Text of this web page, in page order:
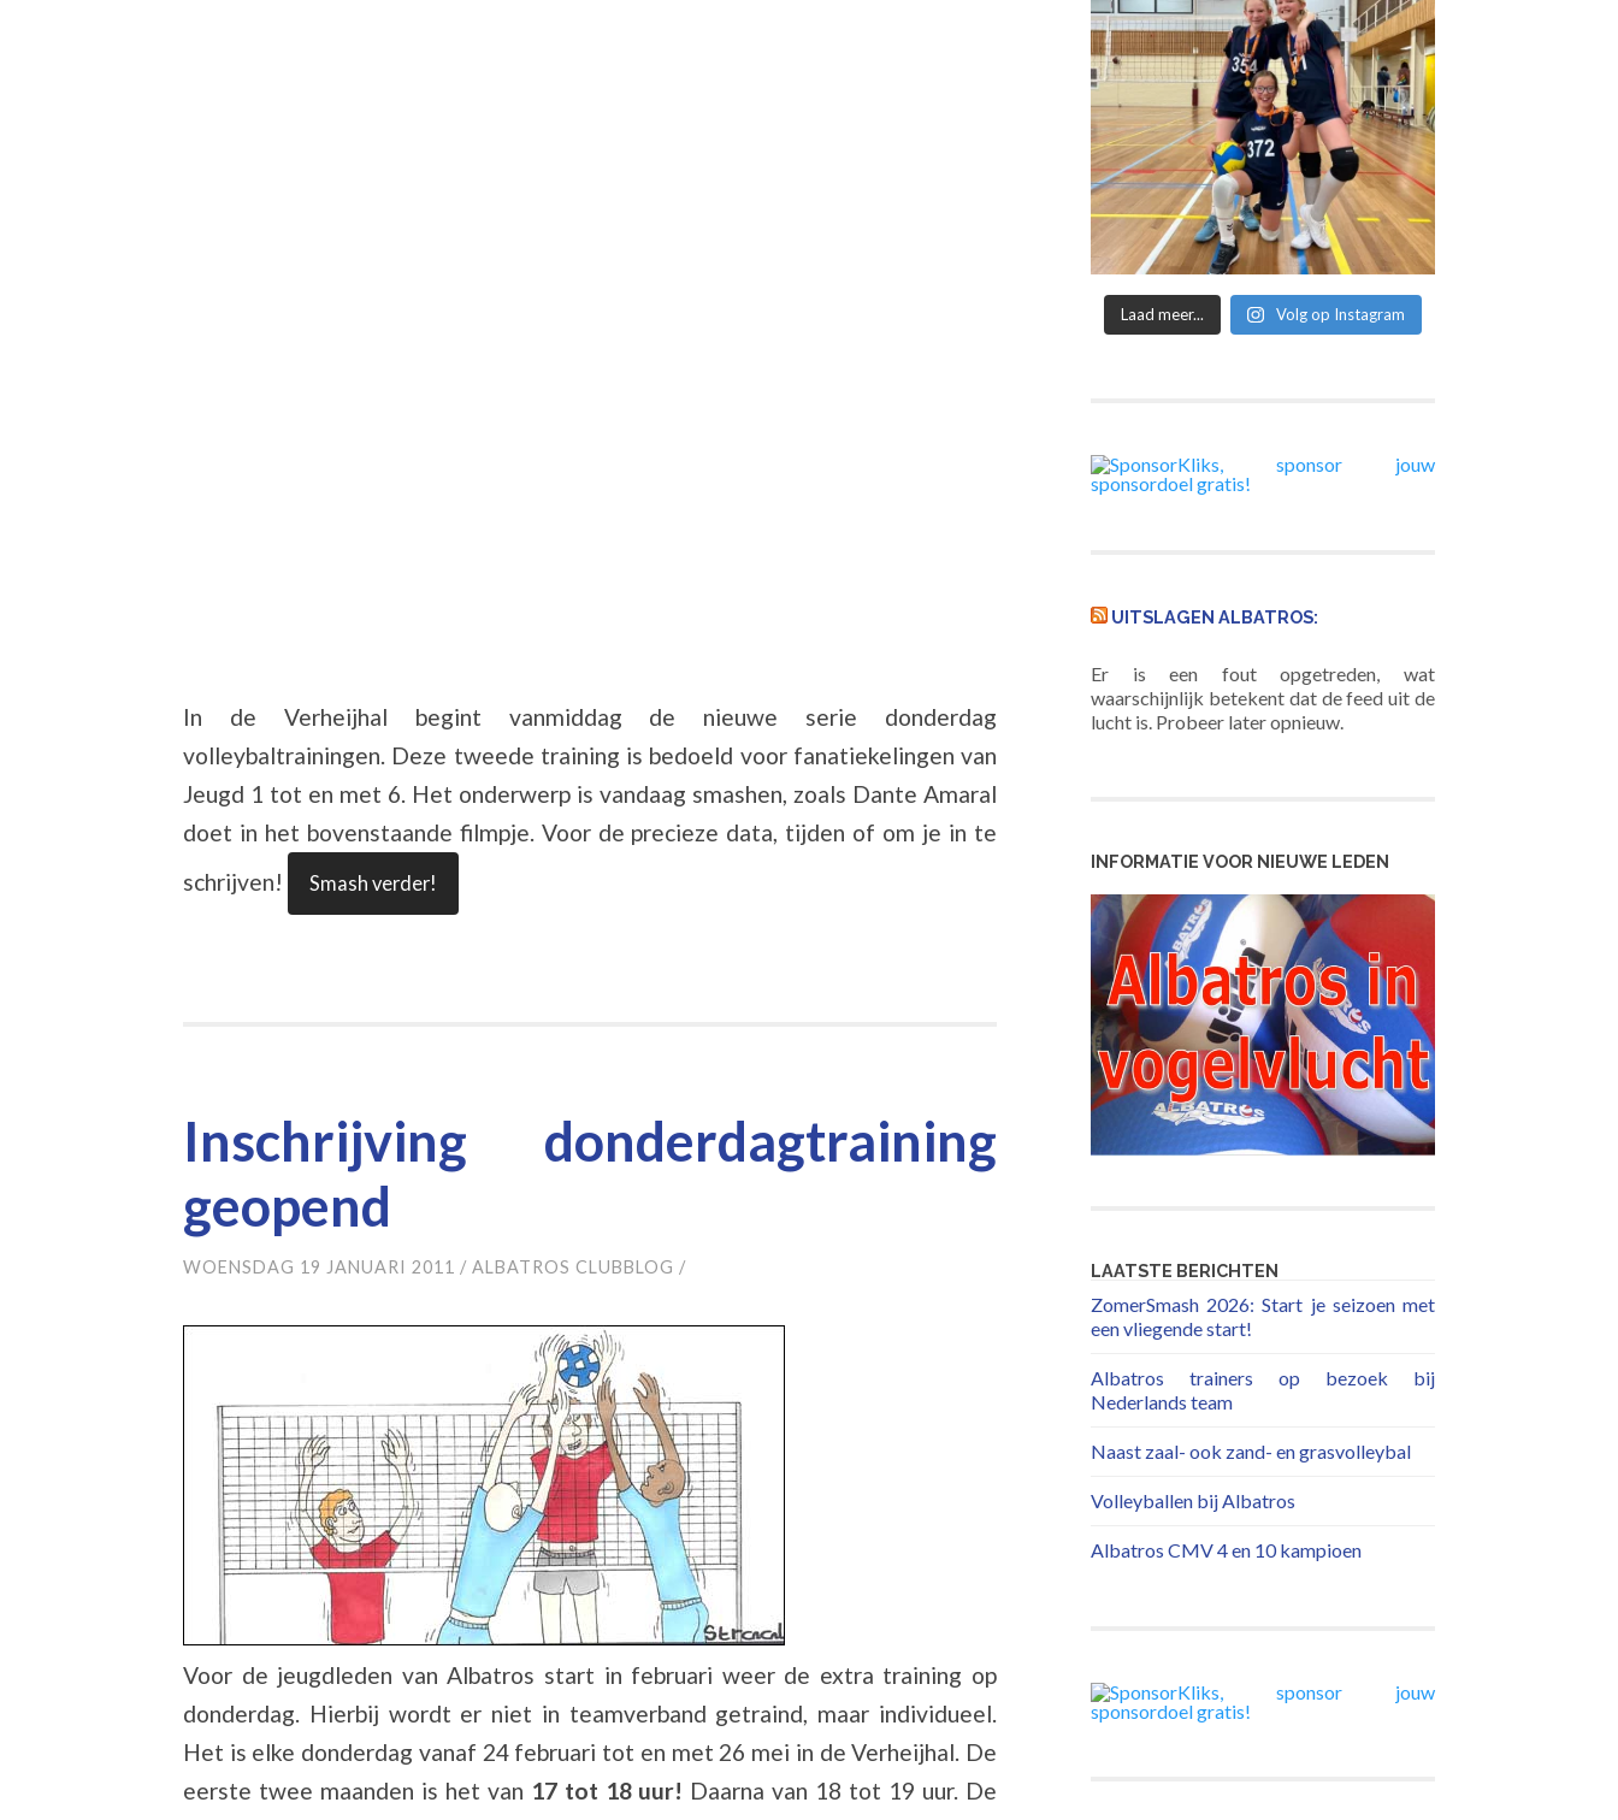
In de Verheijhal begint vanmiddag de nieuwe serie donderdag
volleybaltrainingen. Deze tweede training is bedoeld voor fanatiekelingen van
Jeugd 1 tot en met 6. Het onderwerp is vandaag smashen, zoals Dante Amaral
doet in het bovenstaande filmpje. Voor de precieze data, tijden of om je in te
schrijven!
Smash verder!
Inschrijving donderdagtraining
geopend
WOENSDAG 19 JANUARI 2011 / ALBATROS CLUBBLOG /
Voor de jeugdleden van Albatros start in februari weer de extra training op
donderdag. Hierbij wordt er niet in teamverband getraind, maar individueel.
Het is elke donderdag vanaf 24 februari tot en met 26 mei in de Verheijhal. De
eerste twee maanden is het van 17 tot 18 uur! Daarna van 18 tot 19 uur. De
Laad meer... Volg op Instagram
UITSLAGEN ALBATROS:
Er is een fout opgetreden, wat
waarschijnlijk betekent dat de feed uit de
lucht is. Probeer later opnieuw.
INFORMATIE VOOR NIEUWE LEDEN
LAATSTE BERICHTEN
ZomerSmash 2026: Start je seizoen met
een vliegende start!
Albatros trainers op bezoek bij
Nederlands team
Naast zaal- ook zand- en grasvolleybal
Volleyballen bij Albatros
Albatros CMV 4 en 10 kampioen